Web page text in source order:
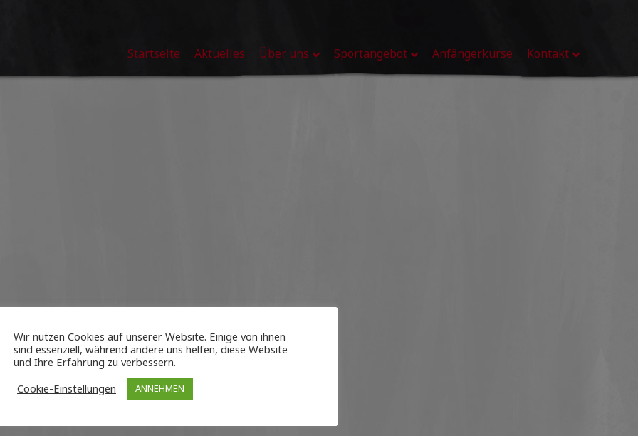
Startseite Aktuelles Über uns Sportangebot Anfängerkurse Kontakt
Wir nutzen Cookies auf unserer Website. Einige von ihnen
sind essenziell, während andere uns helfen, diese Website
und Ihre Erfahrung zu verbessern.
Cookie-Einstellungen
ANNEHMEN